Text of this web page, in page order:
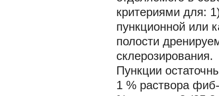
критериями для:
пункционной или
полости
склерозирования.
Пункции
1 % раствора